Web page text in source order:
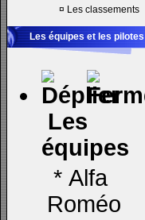
¤ Les classements
Les équipes et les pilotes
Les
équipes
* Alfa
Roméo